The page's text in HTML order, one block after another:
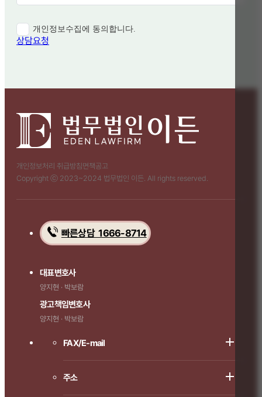
개인정보수집에 동의합니다.
상담요청
개인정보처리 취급방침 면책공고
Copyright ⓒ 2023~2024 법무법인 이든. All rights reserved.
빠른상담 1666-8714
대표변호사
양지현 · 박보람
광고책임변호사
양지현 · 박보람
FAX/E-mail
주소